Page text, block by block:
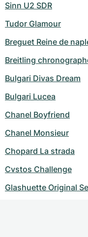
Sinn U2 SDR
Tudor Glamour
Breguet Reine de
Breitling
Bulgari Divas Dream
Bulgari Lucea
Chanel Boyfriend
Chanel Monsieur
Chopard La strada
Cvstos Challenge
Glashuette Original